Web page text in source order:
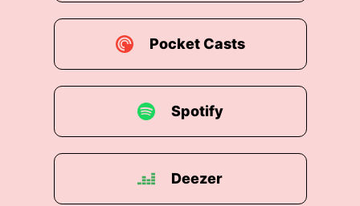
Pocket Casts
Spotify
Deezer